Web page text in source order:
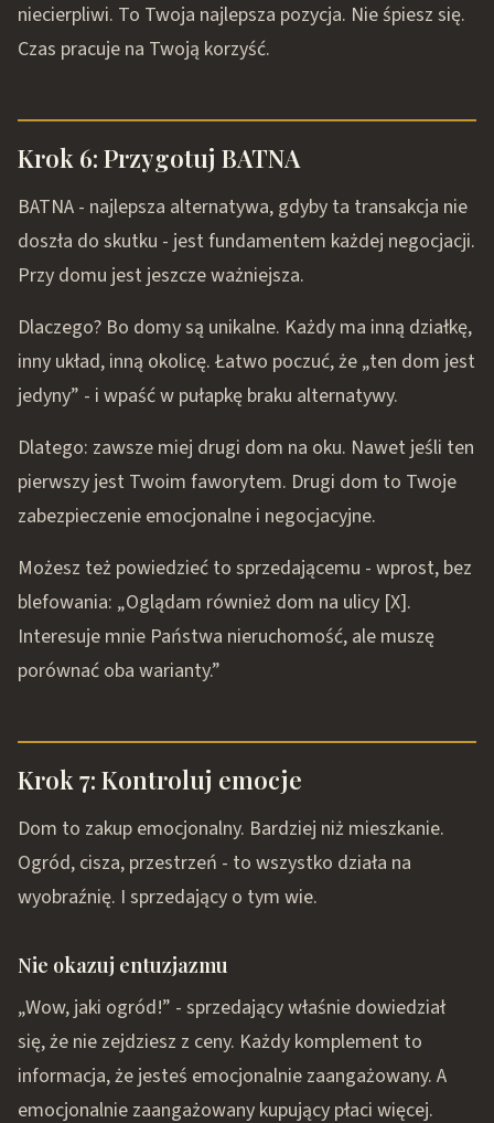
niecierpliwi. To Twoja najlepsza pozycja. Nie śpiesz się.
Czas pracuje na Twoją korzyść.
Krok 6: Przygotuj BATNA
BATNA - najlepsza alternatywa, gdyby ta transakcja nie
doszła do skutku - jest fundamentem każdej negocjacji.
Przy domu jest jeszcze ważniejsza.
Dlaczego? Bo domy są unikalne. Każdy ma inną działkę,
inny układ, inną okolicę. Łatwo poczuć, że „ten dom jest
jedyny” - i wpaść w pułapkę braku alternatywy.
Dlatego: zawsze miej drugi dom na oku. Nawet jeśli ten
pierwszy jest Twoim faworytem. Drugi dom to Twoje
zabezpieczenie emocjonalne i negocjacyjne.
Możesz też powiedzieć to sprzedającemu - wprost, bez
blefowania: „Oglądam również dom na ulicy [X].
Interesuje mnie Państwa nieruchomość, ale muszę
porównać oba warianty.”
Krok 7: Kontroluj emocje
Dom to zakup emocjonalny. Bardziej niż mieszkanie.
Ogród, cisza, przestrzeń - to wszystko działa na
wyobraźnię. I sprzedający o tym wie.
Nie okazuj entuzjazmu
„Wow, jaki ogród!” - sprzedający właśnie dowiedział
się, że nie zejdziesz z ceny. Każdy komplement to
informacja, że jesteś emocjonalnie zaangażowany. A
emocjonalnie zaangażowany kupujący płaci więcej.